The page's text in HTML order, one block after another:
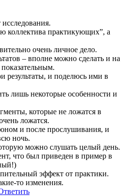
коллектива практикующих”, а
очень личное дело.
– вполне можно сделать и на
результаты, и поделюсь ими в
лишь некоторые особенности и
которые не ложатся в
ложатся.
и после прослушивания, и
ночь.
можно слушать целый день.
что был приведен в пример в
эффект от практики.
то изменения.